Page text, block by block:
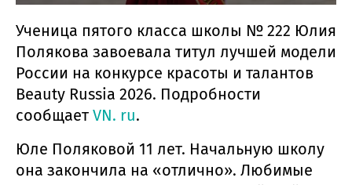
Ученица пятого класса школы № 222 Юлия
Полякова завоевала титул лучшей модели
России на конкурсе красоты и талантов
Beauty Russia 2026. Подробности
сообщает VN. ru.
Юле Поляковой 11 лет. Начальную школу
она закончила на «отлично». Любимые